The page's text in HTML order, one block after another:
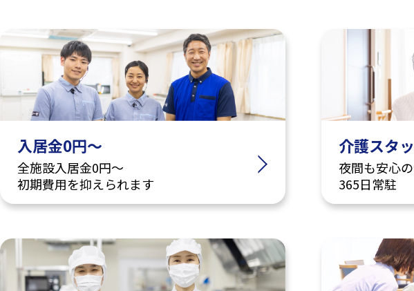
入居金0円～
全施設入居金0円～
初期費用を抑えられます
介護スタ
夜間も安心
365日常駐